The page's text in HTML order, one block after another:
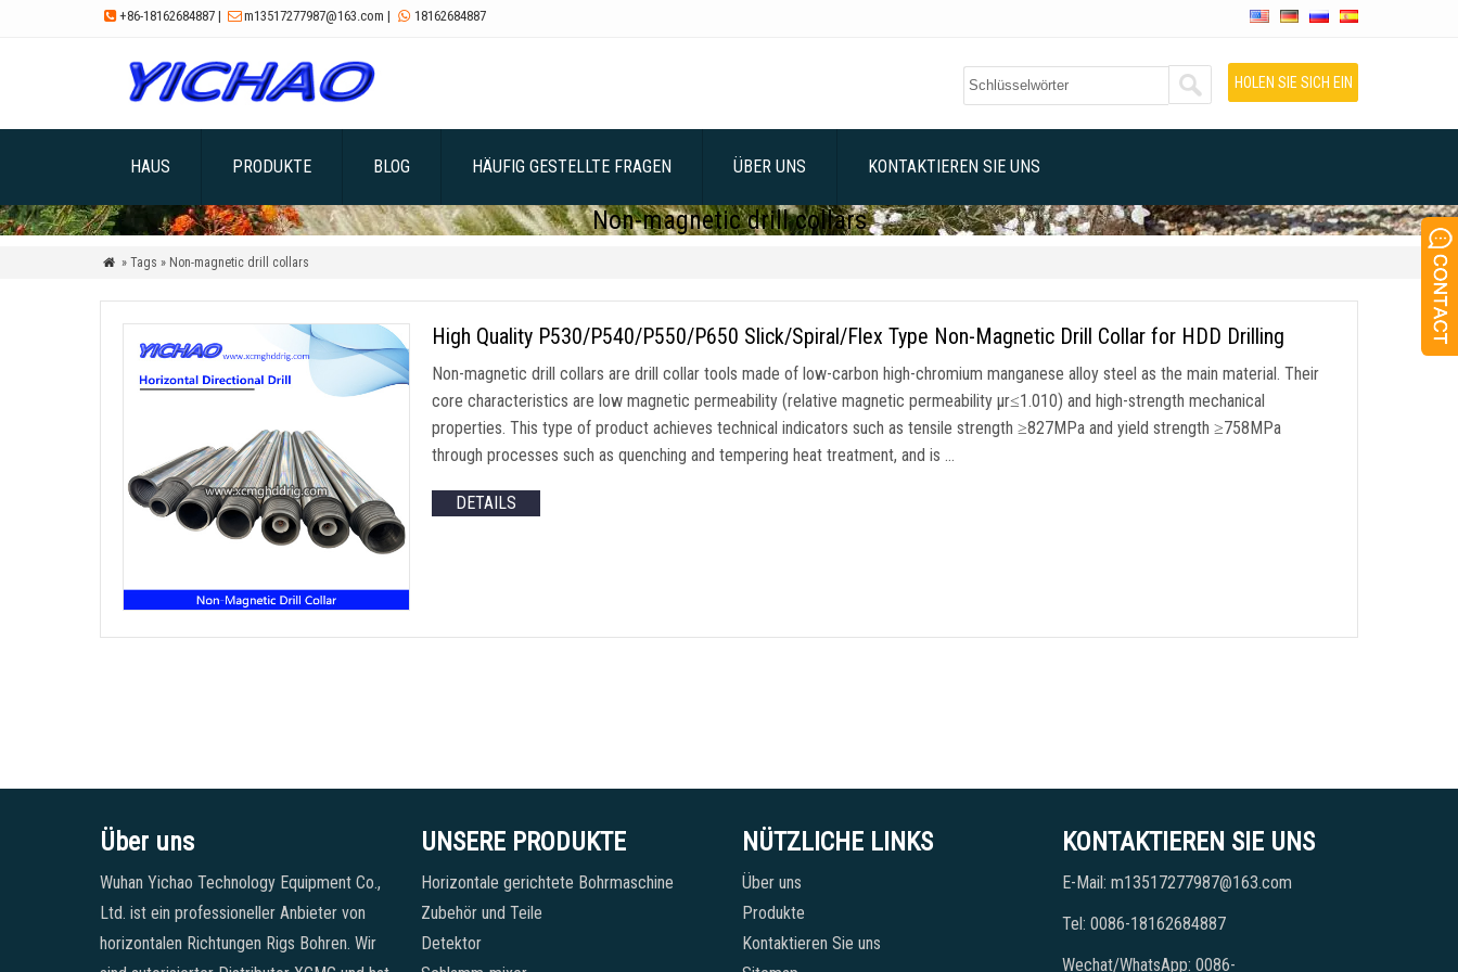
 +86-18162684887 | m13517277987@163.com |  18162684887
HOLEN SIE SICH EIN
HAUS PRODUKTE BLOG HÄUFIG GESTELLTE FRAGEN ÜBER UNS KONTAKTIEREN SIE UNS
Non-magnetic drill collars
 » Tags » Non-magnetic drill collars
High Quality P530/P540/P550/P650 Slick/Spiral/Flex Type Non-Magnetic Drill Collar for HDD Drilling
Non-magnetic drill collars are drill collar tools made of low-carbon high-chromium manganese alloy steel as the main material.Their
core characteristics are low magnetic permeability (relative magnetic permeability μr≤1.010)and high-strength mechanical
properties.This type of product achieves technical indicators such as tensile strength ≥827MPa and yield strength ≥758MPa
through processes such as quenching and tempering heat treatment,and is …
DETAILS
Über uns
Wuhan Yichao Technology Equipment Co.,
Ltd. ist ein professioneller Anbieter von
horizontalen Richtungen Rigs Bohren. Wir
UNSERE PRODUKTE
Horizontale gerichtete Bohrmaschine
Zubehör und Teile
Detektor
NÜTZLICHE LINKS
Über uns
Produkte
Kontaktieren Sie uns
KONTAKTIEREN SIE UNS
E-Mail: m13517277987@163.com
Tel: 0086-18162684887
Wechat/WhatsApp: 0086-